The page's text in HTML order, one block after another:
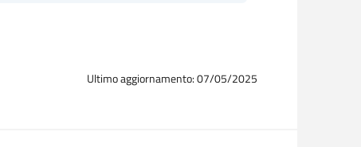
Ultimo aggiornamento: 07/05/2025